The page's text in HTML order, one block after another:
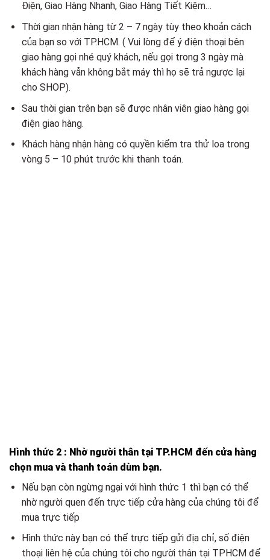
Điện, Giao Hàng Nhanh, Giao Hàng Tiết Kiệm…
Thời gian nhận hàng từ 2 – 7 ngày tùy theo khoản cách
của bạn so với TP.HCM. ( Vui lòng để ý điện thoại bên
giao hàng gọi nhé quý khách, nếu gọi trong 3 ngày mà
khách hàng vẫn không bắt máy thì họ sẽ trả ngược lại
cho SHOP).
Sau thời gian trên bạn sẽ được nhân viên giao hàng gọi
điện giao hàng.
Khách hàng nhận hàng có quyền kiểm tra thử loa trong
vòng 5 – 10 phút trước khi thanh toán.
Hình thức 2 : Nhờ người thân tại TP.HCM đến cửa hàng
chọn mua và thanh toán dùm bạn.
Nếu bạn còn ngừng ngại với hình thức 1 thì bạn có thể
nhờ người quen đến trực tiếp cửa hàng của chúng tôi để
mua trực tiếp
Hình thức này bạn có thể trực tiếp gửi địa chỉ, số điện
thoại liên hệ của chúng tôi cho người thân tại TPHCM để